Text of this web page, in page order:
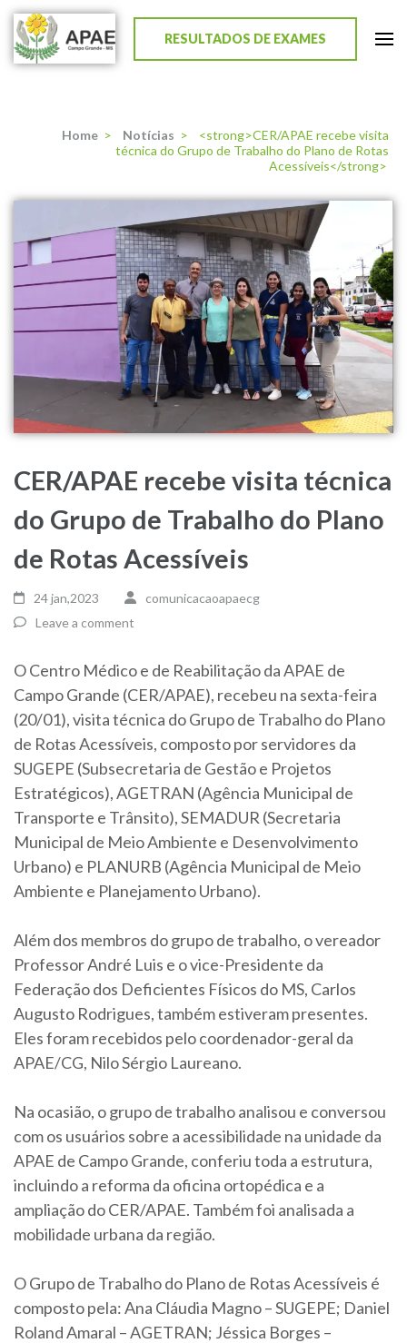
APAE de Campo Grande
RESULTADOS DE EXAMES
Home > Notícias >
<strong>CER/APAE recebe visita
técnica do Grupo de Trabalho do Plano de Rotas
Acessíveis</strong>
CER/APAE recebe visita técnica
do Grupo de Trabalho do Plano
de Rotas Acessíveis
24 jan,2023
comunicacaoapaecg
Leave a comment
O Centro Médico e de Reabilitação da APAE de
Campo Grande (CER/APAE), recebeu na sexta-feira
(20/01), visita técnica do Grupo de Trabalho do Plano
de Rotas Acessíveis, composto por servidores da
SUGEPE (Subsecretaria de Gestão e Projetos
Estratégicos), AGETRAN (Agência Municipal de
Transporte e Trânsito), SEMADUR (Secretaria
Municipal de Meio Ambiente e Desenvolvimento
Urbano) e PLANURB (Agência Municipal de Meio
Ambiente e Planejamento Urbano).
Além dos membros do grupo de trabalho, o vereador
Professor André Luis e o vice-Presidente da
Federação dos Deficientes Físicos do MS, Carlos
Augusto Rodrigues, também estiveram presentes.
Eles foram recebidos pelo coordenador-geral da
APAE/CG, Nilo Sérgio Laureano.
Na ocasião, o grupo de trabalho analisou e conversou
com os usuários sobre a acessibilidade na unidade da
APAE de Campo Grande, conferiu toda a estrutura,
incluindo a reforma da oficina ortopédica e a
ampliação do CER/APAE. Também foi analisada a
mobilidade urbana da região.
O Grupo de Trabalho do Plano de Rotas Acessíveis é
composto pela: Ana Cláudia Magno – SUGEPE; Daniel
Roland Amaral – AGETRAN; Jéssica Borges –